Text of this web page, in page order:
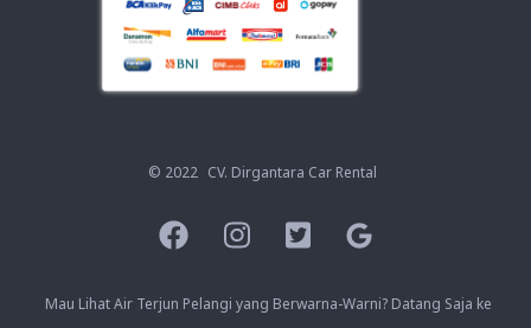
© 2022 CV. Dirgantara Car Rental
Mau Lihat Air Terjun Pelangi yang Berwarna-Warni? Datang Saja ke